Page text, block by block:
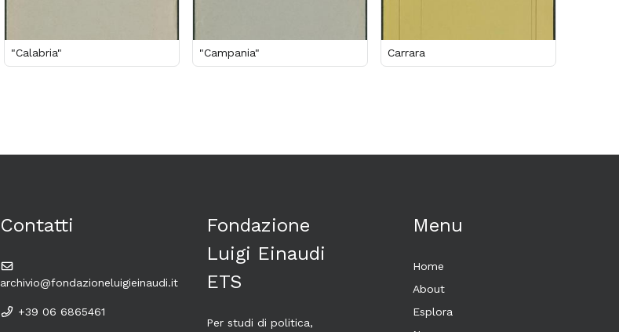
"Calabria" "Campania" Carrara
Contatti
archivio@fondazioneluigieinaudi.it
+39 06 6865461
Fondazione
Luigi Einaudi
ETS
Per studi di politica,
Menu
Home
About
Esplora